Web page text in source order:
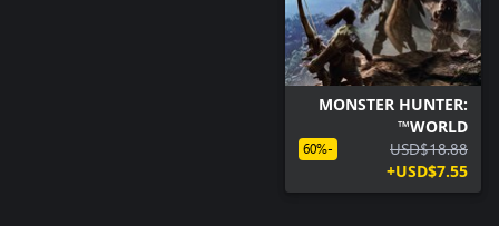
MONSTER HUNTER:
WORLD™
USD$18.88
USD$7.55+
-60%